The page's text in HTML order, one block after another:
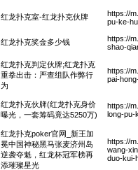
红龙扑克室-红龙扑克伙牌
https://
pu-ke-
红龙扑克奖金多少钱
https://
shao-
红龙扑克判定伙牌;红龙扑克
重拳出击：严查组队作弊行
为
https://
pai-
红龙扑克伙牌(红龙扑克身价
曝光，一套筹码竟达5250万)
https://
long-pu-
红龙扑克poker官网_新王加
冕中国神秘黑马张麦济州岛
逆袭夺魁，红龙杯冠军榜再
添璀璨星光
https://
wang-
duo-kui-